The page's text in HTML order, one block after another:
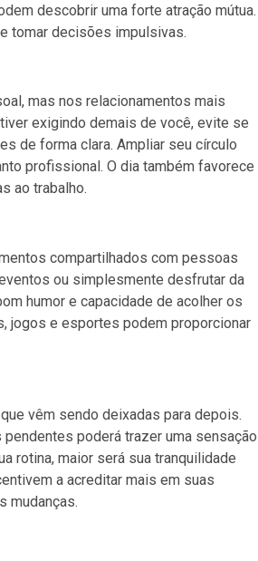
descobrir uma forte atração mútua.
tomar decisões impulsivas.
mas nos relacionamentos mais
exigindo demais de você, evite se
de forma clara. Ampliar seu círculo
profissional. O dia também favorece
ao trabalho.
compartilhados com pessoas
ou simplesmente desfrutar da
humor e capacidade de acolher os
jogos e esportes podem proporcionar
vêm sendo deixadas para depois.
poderá trazer uma sensação
rotina, maior será sua tranquilidade
a acreditar mais em suas
mudanças.